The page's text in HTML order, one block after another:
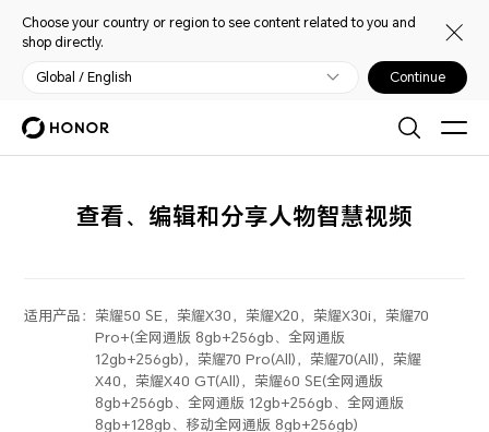
Choose your country or region to see content related to you and
shop directly.
Global / English Continue
查看、编辑和分享人物智慧视频
适用产品： 荣耀50 SE，荣耀X30，荣耀X20，荣耀X30i，荣耀70
Pro+(全网通版 8gb+256gb、全网通版
12gb+256gb)，荣耀70 Pro(All)，荣耀70(All)，荣耀
X40，荣耀X40 GT(All)，荣耀60 SE(全网通版
8gb+256gb、全网通版 12gb+256gb、全网通版
8gb+128gb、移动全网通版 8gb+256gb)